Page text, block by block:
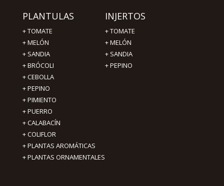
PLANTULAS
+TOMATE
+MELÓN
+ SANDIA
+BRÓCOLI
+CEBOLLA
+PEPINO
+PIMIENTO
+ PUERRO
+ CALABACÍN
+ COLIFLOR
+ PLANTAS AROMÁTICAS
+ PLANTAS ORNAMENTALES
INJERTOS
+TOMATE
+MELÓN
+ SANDIA
+PEPINO